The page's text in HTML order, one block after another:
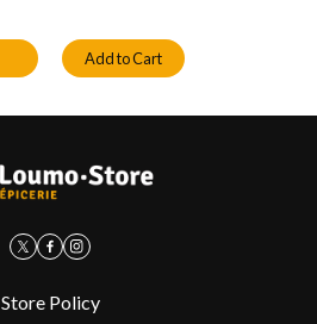
Add to Cart
Store Policy